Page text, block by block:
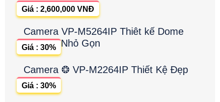
Giá : 2,600,000 VNĐ
Camera VP-M5264IP Thiêt kế Dome
Nhỏ Gọn
Giá : 30%
Camera ❂ VP-M2264IP Thiết Kệ Đẹp
Giá : 30%